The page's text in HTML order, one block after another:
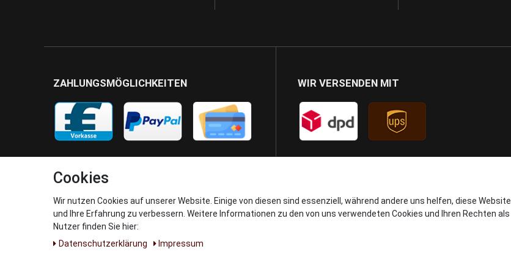
ZAHLUNGSMÖGLICHKEITEN WIR VERSENDEN MIT
Cookies
Wir nutzen Cookies auf unserer Website. Einige von diesen sind essenziell, während andere uns helfen, diese Website
und Ihre Erfahrung zu verbessern. Weitere Informationen zu den von uns verwendeten Cookies und Ihren Rechten als
Nutzer finden Sie hier:
Daten­schutz­erklärung
Impressum